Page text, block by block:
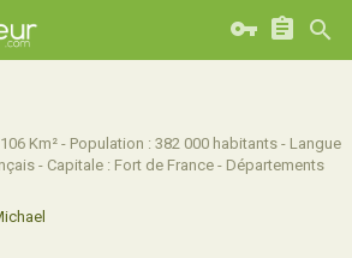
Km² - Population : 382 000 habitants - Langue
- Capitale : Fort de France - Départements